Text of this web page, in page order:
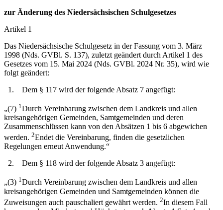
zur Änderung des Niedersächsischen Schulgesetzes
Artikel 1
Das Niedersächsische Schulgesetz in der Fassung vom 3. März
1998 (Nds. GVBl. S. 137), zuletzt geändert durch Artikel 1 des
Gesetzes vom 15. Mai 2024 (Nds. GVBl. 2024 Nr. 35), wird wie
folgt geändert:
1. Dem § 117 wird der folgende Absatz 7 angefügt:
„(7) 1 Durch Vereinbarung zwischen dem Landkreis und allen
kreisangehörigen Gemeinden, Samtgemeinden und deren
Zusammenschlüssen kann von den Absätzen 1 bis 6 abgewichen
werden. 2Endet die Vereinbarung, finden die gesetzlichen
Regelungen erneut Anwendung.“
2. Dem § 118 wird der folgende Absatz 3 angefügt:
„(3) 1Durch Vereinbarung zwischen dem Landkreis und allen
kreisangehörigen Gemeinden und Samtgemeinden können die
Zuweisungen auch pauschaliert gewährt werden. 2In diesem Fall